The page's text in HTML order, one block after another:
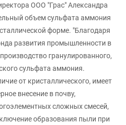
ООО "Грас" Александра
объем сульфата аммония
форме. "Благодаря
развития промышленности в
гранулированного,
сульфата аммония.
от кристаллического, имеет
внесение в почву,
сложных смесей,
образования пыли при